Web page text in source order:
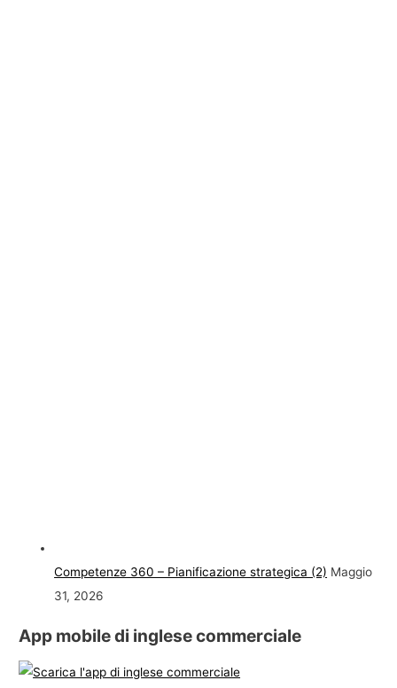
Competenze 360 – Pianificazione strategica (2) Maggio
31, 2026
App mobile di inglese commerciale